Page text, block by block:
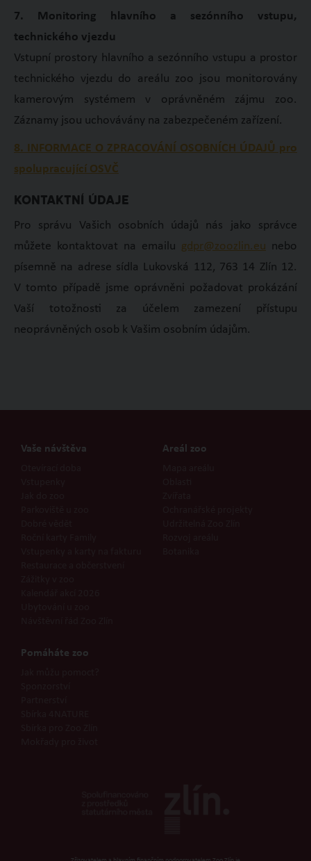
7. Monitoring hlavního a sezónního vstupu,
technického vjezdu
Vstupní prostory hlavního a sezónního vstupu a prostor
technického vjezdu do areálu zoo jsou monitorovány
kamerovým systémem v oprávněném zájmu zoo.
Záznamy jsou uchovávány na zabezpečeném zařízení.
8. INFORMACE O ZPRACOVÁNÍ OSOBNÍCH ÚDAJŮ pro
spolupracující OSVČ
KONTAKTNÍ ÚDAJE
Pro správu Vašich osobních údajů nás jako správce
můžete kontaktovat na emailu gdpr@zoozlin.eu nebo
písemně na adrese sídla Lukovská 112, 763 14 Zlín 12.
V tomto případě jsme oprávněni požadovat prokázání
Vaší totožnosti za účelem zamezení přístupu
neoprávněných osob k Vašim osobním údajům.
Vaše návštěva Areál zoo
Pomáháte zoo